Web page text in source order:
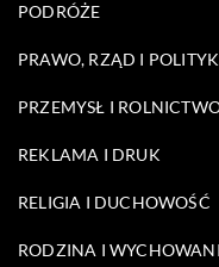
PODRÓŻE
PRAWO, RZĄD I
PRZEMYSŁ I
REKLAMA I DRUK
RELIGIA I DUCHOWOŚĆ
RODZINA I